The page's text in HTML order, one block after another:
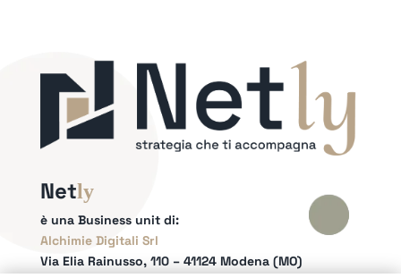
Netly
è una Business unit di:
Alchimie Digitali Srl
Via Elia Rainusso, 110 – 41124 Modena (MO)